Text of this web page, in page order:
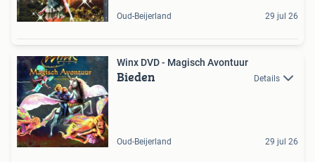
Oud-Beijerland 29 jul 26
Winx DVD - Magisch Avontuur
Bieden Details
Oud-Beijerland 29 jul 26